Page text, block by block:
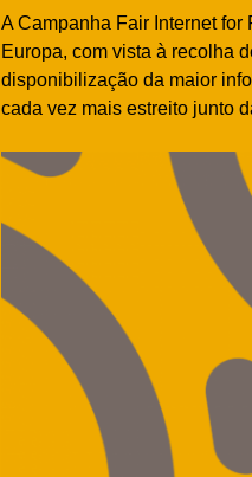
A Campanha Fair Internet for
Europa, com vista à recolha
disponibilização da maior
cada vez mais estreito junto